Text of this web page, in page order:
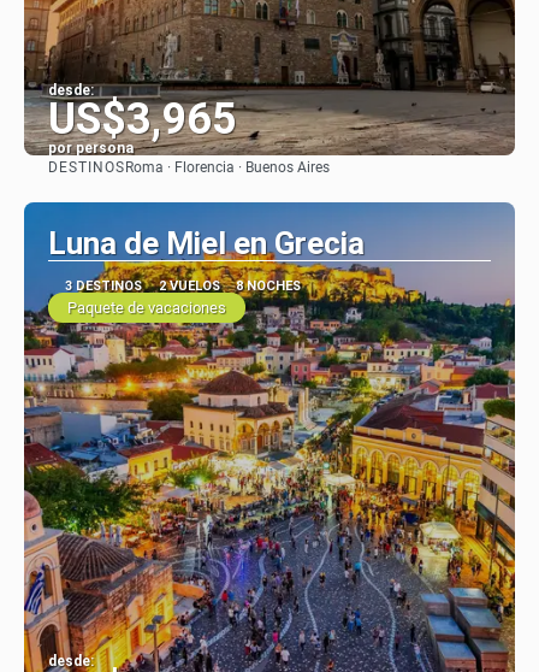
desde:
US$3,965
por persona
DESTINOS Roma · Florencia · Buenos Aires
Luna de Miel en Grecia
3 DESTINOS 2 VUELOS 8 NOCHES
Paquete de vacaciones
desde: